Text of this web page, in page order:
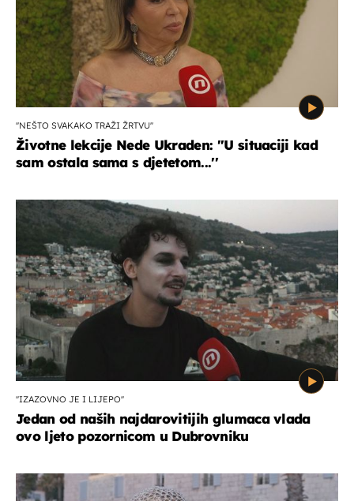
''NEŠTO SVAKAKO TRAŽI ŽRTVU''
Životne lekcije Nede Ukraden: ''U situaciji kad
sam ostala sama s djetetom...''
''IZAZOVNO JE I LIJEPO''
Jedan od naših najdarovitijih glumaca vlada
ovo ljeto pozornicom u Dubrovniku